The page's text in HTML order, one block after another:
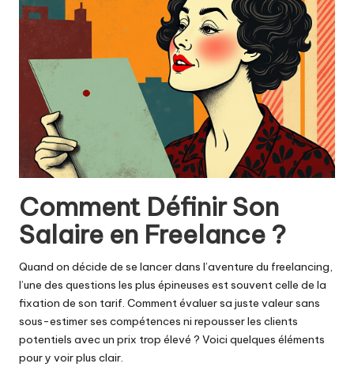
Comment Définir Son
Salaire en Freelance ?
Quand on décide de se lancer dans l’aventure du freelancing,
l’une des questions les plus épineuses est souvent celle de la
fixation de son tarif. Comment évaluer sa juste valeur sans
sous-estimer ses compétences ni repousser les clients
potentiels avec un prix trop élevé ? Voici quelques éléments
pour y voir plus clair.